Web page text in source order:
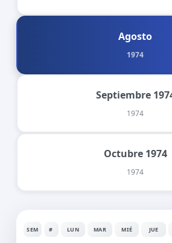
Agosto
1974
Septiembre
1974
Octubre 1974
1974
SEM # LUN MAR MIÉ JUE